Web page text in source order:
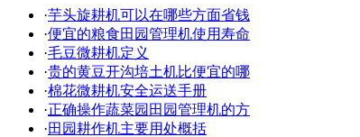
·芋头旋耕机可以在哪些方面省钱
·便宜的粮食田园管理机使用寿命
·毛豆微耕机定义
·贵的黄豆开沟培土机比便宜的哪
·棉花微耕机安全运送手册
·正确操作蔬菜园田园管理机的方
·田园耕作机主要用处概括